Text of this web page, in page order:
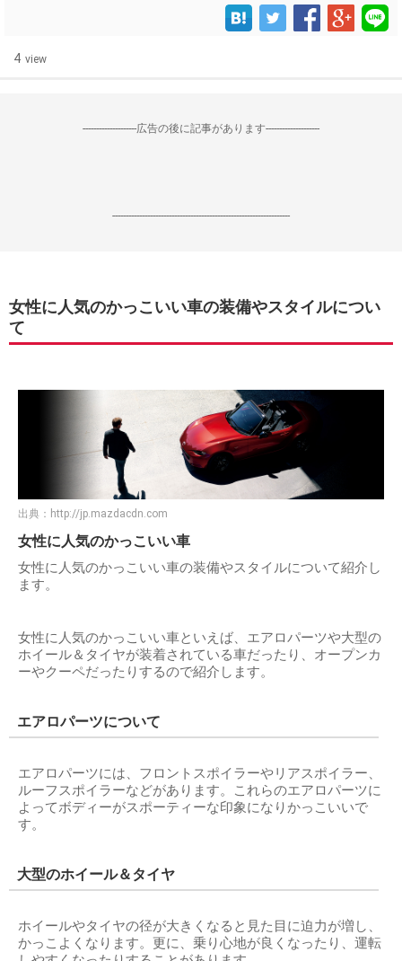
4 view
--------------------広告の後に記事があります--------------------
------------------------------------------------------------------
女性に人気のかっこいい車の装備やスタイルについ
て
出典： http://jp.mazdacdn.com
女性に人気のかっこいい車
女性に人気のかっこいい車の装備やスタイルについて紹介し
ます。
女性に人気のかっこいい車といえば、エアロパーツや大型の
ホイール＆タイヤが装着されている車だったり、オープンカ
ーやクーペだったりするので紹介します。
エアロパーツについて
エアロパーツには、フロントスポイラーやリアスポイラー、
ルーフスポイラーなどがあります。これらのエアロパーツに
よってボディーがスポーティーな印象になりかっこいいで
す。
大型のホイール＆タイヤ
ホイールやタイヤの径が大きくなると見た目に迫力が増し、
かっこよくなります。更に、乗り心地が良くなったり、運転